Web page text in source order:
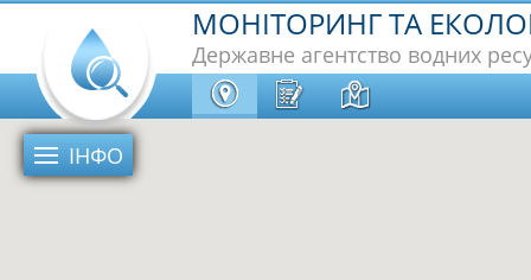
МОНІТОРИНГ ТА
Державне агентство водних
ІНФО